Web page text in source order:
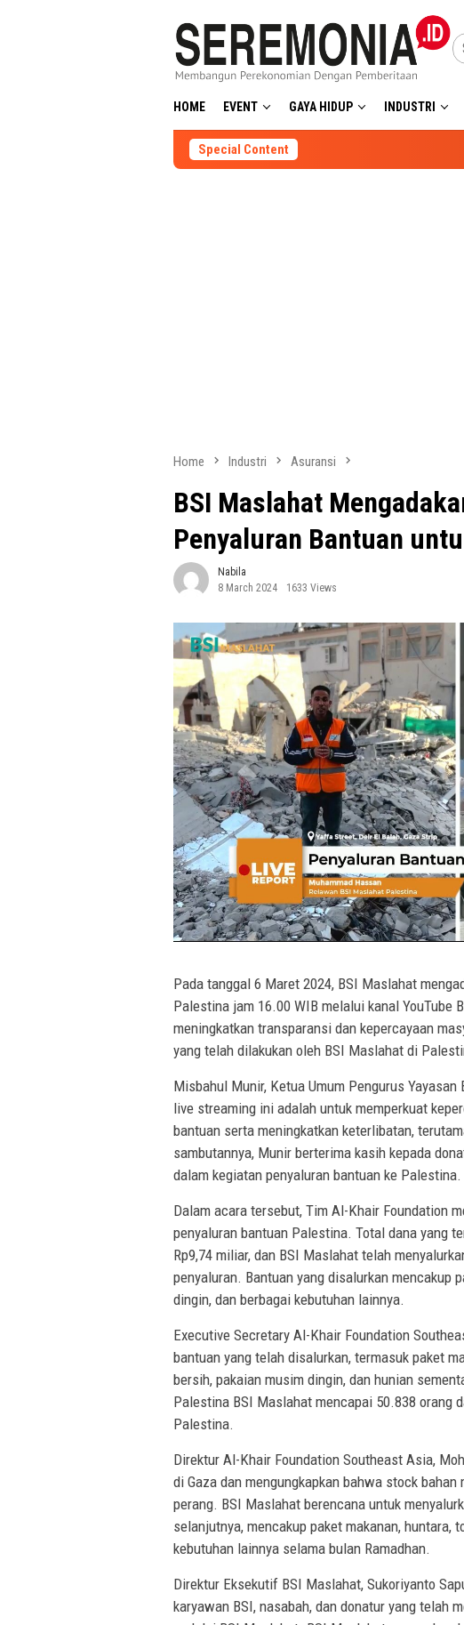
HOME EVENT GAYA HIDUP INDUSTRI
Special Content
Home Industri Asuransi
BSI Maslahat
Penyaluran Bantuan
Nabila
8 March 2024
1633 Views
Pada tanggal 6 Maret 2024, BSI Maslahat
Palestina jam 16.00 WIB melalui kanal YouTube
meningkatkan transparansi dan kepercayaan
yang telah dilakukan oleh BSI Maslahat di
Misbahul Munir, Ketua Umum Pengurus
live streaming ini adalah untuk memperkuat
bantuan serta meningkatkan keterlibatan,
sambutannya, Munir berterima kasih kepada
dalam kegiatan penyaluran bantuan ke Palestina.
Dalam acara tersebut, Tim Al-Khair Foundation
penyaluran bantuan Palestina. Total dana yang
Rp9,74 miliar, dan BSI Maslahat telah
penyaluran. Bantuan yang disalurkan mencakup
dingin, dan berbagai kebutuhan lainnya.
Executive Secretary Al-Khair Foundation
bantuan yang telah disalurkan, termasuk paket
bersih, pakaian musim dingin, dan hunian
Palestina BSI Maslahat mencapai 50.838 orang
Palestina.
Direktur Al-Khair Foundation Southeast Asia,
di Gaza dan mengungkapkan bahwa stock
perang. BSI Maslahat berencana untuk
selanjutnya, mencakup paket makanan, huntara,
kebutuhan lainnya selama bulan Ramadhan.
Direktur Eksekutif BSI Maslahat, Sukoriyanto
karyawan BSI, nasabah, dan donatur yang telah